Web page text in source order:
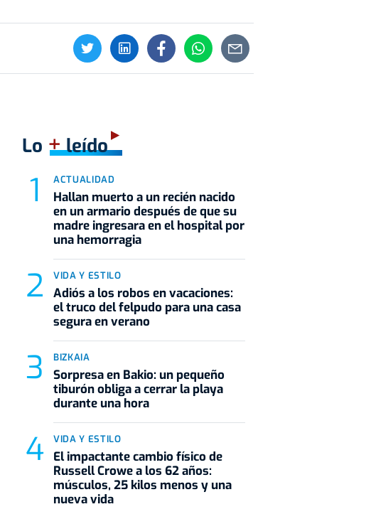
Lo +leído
ACTUALIDAD
Hallan muerto a un recién nacido
en un armario después de que su
madre ingresara en el hospital por
una hemorragia
VIDA Y ESTILO
Adiós a los robos en vacaciones:
el truco del felpudo para una casa
segura en verano
BIZKAIA
Sorpresa en Bakio: un pequeño
tiburón obliga a cerrar la playa
durante una hora
VIDA Y ESTILO
El impactante cambio físico de
Russell Crowe a los 62 años:
músculos, 25 kilos menos y una
nueva vida